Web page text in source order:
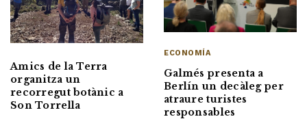
Amics de la Terra
organitza un
recorregut botànic a
Son Torrella
ECONOMÍA
Galmés presenta a
Berlín un decàleg per
atraure turistes
responsables